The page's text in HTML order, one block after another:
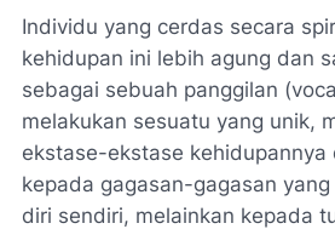
Individu yang cerdas secara
kehidupan ini lebih agung dan
sebagai sebuah panggilan
melakukan sesuatu yang unik,
ekstase-ekstase kehidupannya
kepada gagasan-gagasan
diri sendiri, melainkan kepada